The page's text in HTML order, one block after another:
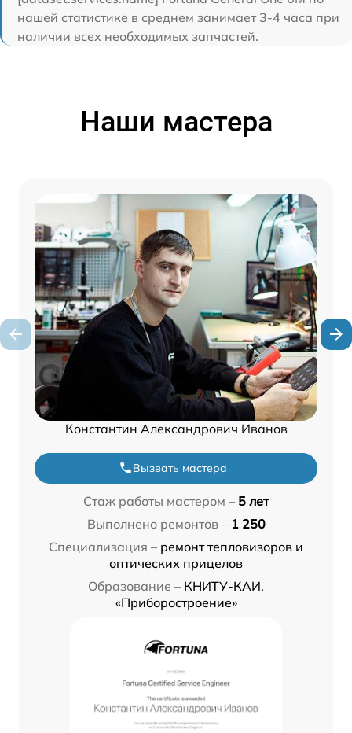
нашей статистике в среднем занимает 3-4 часа при
наличии всех необходимых запчастей.
Наши мастера
Константин Александрович Иванов
Вызвать мастера
Стаж работы мастером – 5 лет
Выполнено ремонтов – 1 250
Специализация – ремонт тепловизоров и
оптических прицелов
Образование – КНИТУ-КАИ,
«Приборостроение»